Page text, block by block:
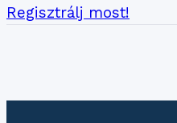
Regisztrálj most!